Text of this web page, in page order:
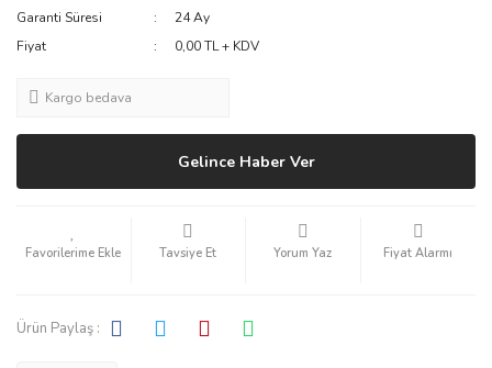
Garanti Süresi
24 Ay
Fiyat
0,00 TL + KDV
Kargo bedava
Gelince Haber Ver
Tavsiye Et Yorum Yaz Fiyat Alarmı
Ürün Paylaş :